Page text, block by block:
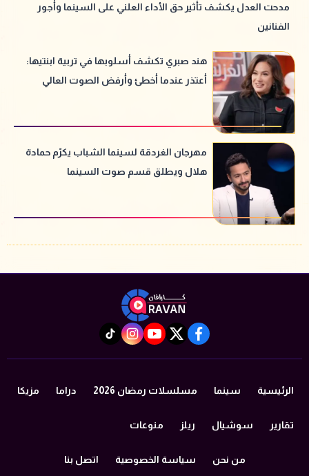
مدحت العدل يكشف تأثير حق الأداء العلني على السينما وأجور
الفنانين
هند صبري تكشف أسلوبها في تربية ابنتيها:
أعتذر عندما أخطئ وأرفض الصوت العالي
مهرجان الغردقة لسينما الشباب يكرّم حمادة
هلال ويطلق قسم صوت السينما
facebook
twitter
youtube
instagram
tiktok
الرئيسية سينما مسلسلات رمضان 2026 دراما مزيكا
تقارير سوشيال ريلز منوعات
من نحن سياسة الخصوصية اتصل بنا